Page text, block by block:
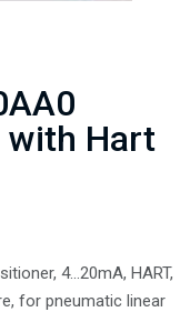
with Hart
4...20mA, HART,
for pneumatic linear